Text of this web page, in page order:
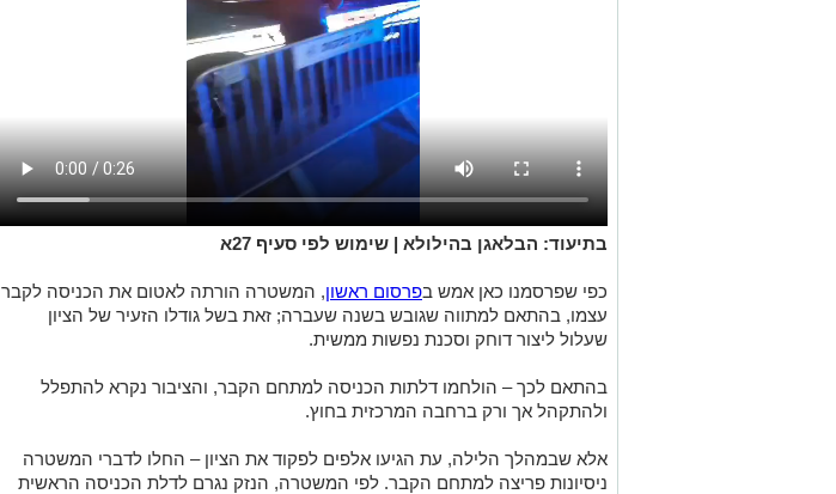
בתיעוד: הבלאגן בהילולא | שימוש לפי סעיף 27א
כפי שפרסמנו כאן אמש בפרסום ראשון, המשטרה הורתה לאטום את הכניסה לקבר
עצמו, בהתאם למתווה שגובש בשנה שעברה; זאת בשל גודלו הזעיר של הציון
שעלול ליצור דוחק וסכנת נפשות ממשית.
בהתאם לכך – הולחמו דלתות הכניסה למתחם הקבר, והציבור נקרא להתפלל
ולהתקהל אך ורק ברחבה המרכזית בחוץ.
אלא שבמהלך הלילה, עת הגיעו אלפים לפקוד את הציון – החלו לדברי המשטרה
ניסיונות פריצה למתחם הקבר. לפי המשטרה, הנזק נגרם לדלת הכניסה הראשית